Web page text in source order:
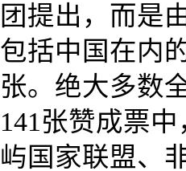
团提出，而是
包括中国在内
张。绝大多数
141张赞成票
屿国家联盟、